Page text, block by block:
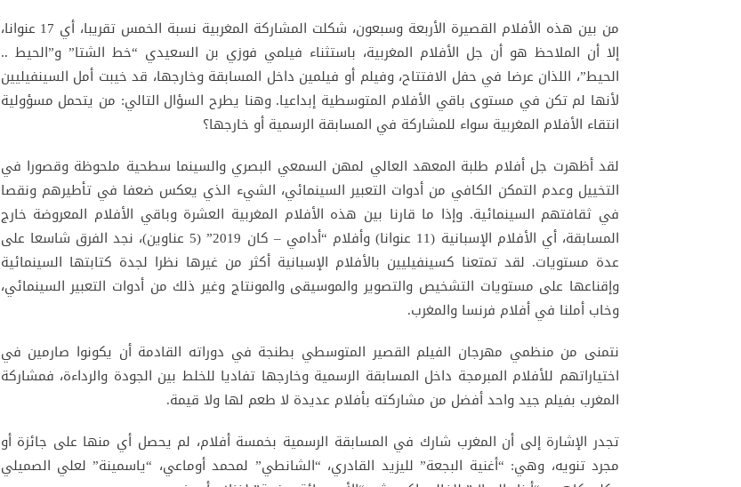
من بين هذه الأفلام القصيرة الأربعة وسبعون، شكلت المشاركة المغربية نسبة الخمس تقريبا، أي 17 عنوانا،
إلا أن الملاحظ هو أن جل الأفلام المغربية، باستثناء فيلمي فوزي بن السعيدي “خط الشتا” و”الحيط ..
الحيط”، اللذان عرضا في حفل الافتتاح، وفيلم أو فيلمين داخل المسابقة وخارجها، قد خيبت أمل السينفيليين
لأنها لم تكن في مستوى باقي الأفلام المتوسطية إبداعيا. وهنا يطرح السؤال التالي: من يتحمل مسؤولية
انتقاء الأفلام المغربية سواء للمشاركة في المسابقة الرسمية أو خارجها؟
لقد أظهرت جل أفلام طلبة المعهد العالي لمهن السمعي البصري والسينما سطحية ملحوظة وقصورا في
التخييل وعدم التمكن الكافي من أدوات التعبير السينمائي، الشيء الذي يعكس ضعفا في تأطيرهم ونقصا
في ثقافتهم السينمائية. وإذا ما قارنا بين هذه الأفلام المغربية العشرة وباقي الأفلام المعروضة خارج
المسابقة، أي الأفلام الإسبانية (11 عنوانا) وأفلام “أدامي – كان 2019” (5 عناوين)، نجد الفرق شاسعا على
عدة مستويات. لقد تمتعنا كسينفيليين بالأفلام الإسبانية أكثر من غيرها نظرا لجدة كتابتها السينمائية
وإقناعها على مستويات التشخيص والتصوير والموسيقى والمونتاج وغير ذلك من أدوات التعبير السينمائي،
وخاب أملنا في أفلام فرنسا والمغرب.
نتمنى من منظمي مهرجان الفيلم القصير المتوسطي بطنجة في دوراته القادمة أن يكونوا صارمين في
اختياراتهم للأفلام المبرمجة داخل المسابقة الرسمية وخارجها تفاديا للخلط بين الجودة والرداءة، فمشاركة
المغرب بفيلم جيد واحد أفضل من مشاركته بأفلام عديدة لا طعم لها ولا قيمة.
تجدر الإشارة إلى أن المغرب شارك في المسابقة الرسمية بخمسة أفلام، لم يحصل أي منها على جائزة أو
مجرد تنويه، وهي: “أغنية البجعة” لليزيد القادري، “الشانطي” لمحمد أوماعي، “ياسمينة” لعلي الصميلي